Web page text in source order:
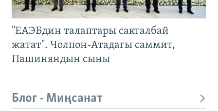
"ЕАЭБдин талаптары сакталбай
жатат". Чолпон-Атадагы саммит,
Пашиняндын сыны
Блог - Миңсанат